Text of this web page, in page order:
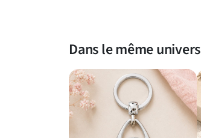
Dans le même univers